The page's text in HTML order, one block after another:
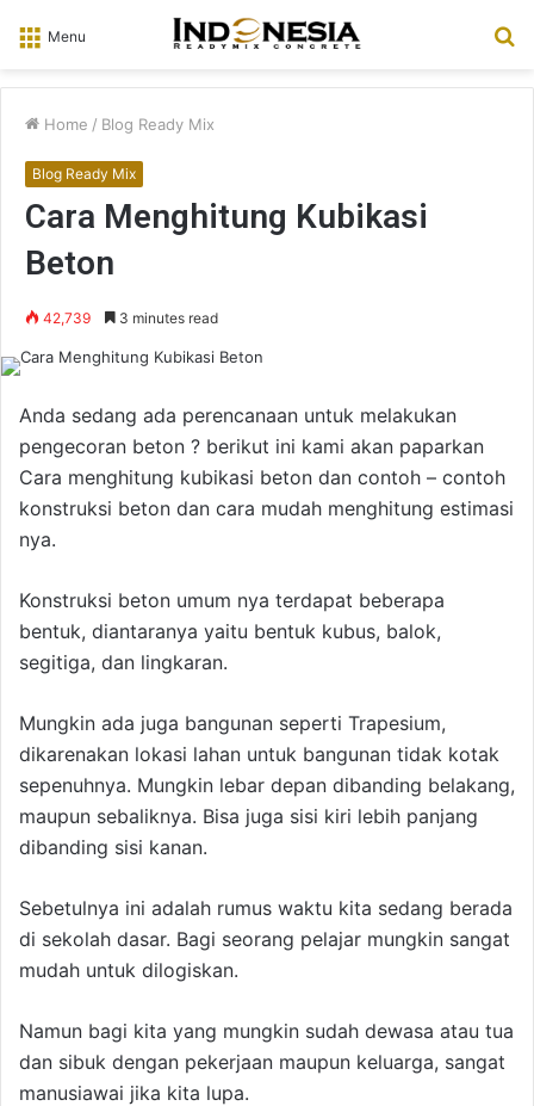
Menu
Home / Blog Ready Mix
Blog Ready Mix
Cara Menghitung Kubikasi
Beton
42,739 3 minutes read
Anda sedang ada perencanaan untuk melakukan
pengecoran beton ? berikut ini kami akan paparkan
Cara menghitung kubikasi beton dan contoh – contoh
konstruksi beton dan cara mudah menghitung estimasi
nya.
Konstruksi beton umum nya terdapat beberapa
bentuk, diantaranya yaitu bentuk kubus, balok,
segitiga, dan lingkaran.
Mungkin ada juga bangunan seperti Trapesium,
dikarenakan lokasi lahan untuk bangunan tidak kotak
sepenuhnya. Mungkin lebar depan dibanding belakang,
maupun sebaliknya. Bisa juga sisi kiri lebih panjang
dibanding sisi kanan.
Sebetulnya ini adalah rumus waktu kita sedang berada
di sekolah dasar. Bagi seorang pelajar mungkin sangat
mudah untuk dilogiskan.
Namun bagi kita yang mungkin sudah dewasa atau tua
dan sibuk dengan pekerjaan maupun keluarga, sangat
manusiawai jika kita lupa.